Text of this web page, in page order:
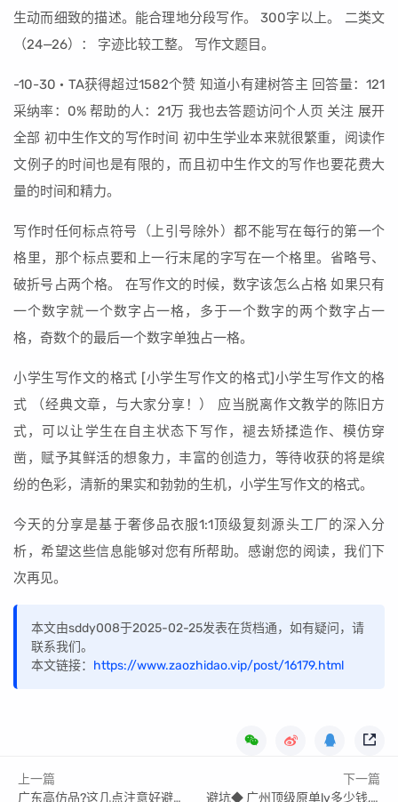
生动而细致的描述。能合理地分段写作。 300字以上。 二类文
（24—26）： 字迹比较工整。 写作文题目。
-10-30 · TA获得超过1582个赞 知道小有建树答主 回答量：121
采纳率：0% 帮助的人：21万 我也去答题访问个人页 关注 展开
全部 初中生作文的写作时间 初中生学业本来就很繁重，阅读作
文例子的时间也是有限的，而且初中生作文的写作也要花费大
量的时间和精力。
写作时任何标点符号（上引号除外）都不能写在每行的第一个
格里，那个标点要和上一行末尾的字写在一个格里。省略号、
破折号占两个格。 在写作文的时候，数字该怎么占格 如果只有
一个数字就一个数字占一格，多于一个数字的两个数字占一
格，奇数个的最后一个数字单独占一格。
小学生写作文的格式 [小学生写作文的格式]小学生写作文的格
式 （经典文章，与大家分享！） 应当脱离作文教学的陈旧方
式，可以让学生在自主状态下写作，褪去矫揉造作、模仿穿
凿，赋予其鲜活的想象力，丰富的创造力，等待收获的将是缤
纷的色彩，清新的果实和勃勃的生机，小学生写作文的格式。
今天的分享是基于奢侈品衣服1:1顶级复刻源头工厂的深入分
析，希望这些信息能够对您有所帮助。感谢您的阅读，我们下
次再见。
本文由sddy008于2025-02-25发表在货档通，如有疑问，请
联系我们。
本文链接： https://www.zaozhidao.vip/post/16179.html
上一篇
广东高仿品?这几点注意好避免入坑
下一篇
避坑◆ 广州顶级原单lv多少钱,学会识别低货